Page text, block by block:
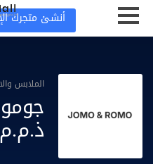
أنشئ متجرك
الملابس
ذ.م.م